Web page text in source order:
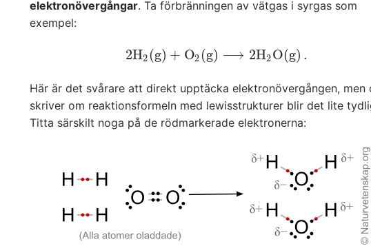
elektronövergångar. Ta förbränningen av vätgas i syrgas som
exempel:
2H2 (g) + O2 (g) ⟶ 2H2O(g) .
2H2(g)+ O2(g) ⟶2 H2O g).
Här är det svårare att direkt upptäcka elektronövergången, men
skriver om reaktionsformeln med lewisstrukturer blir det lite
Titta särskilt noga på de rödmarkerade elektronerna: